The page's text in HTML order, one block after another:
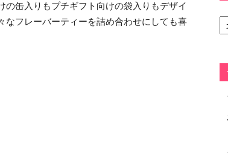
缶入りもプチギフト向けの袋入りもデザイ
なフレーバーティーを詰め合わせにしても喜
カ
テ
ー